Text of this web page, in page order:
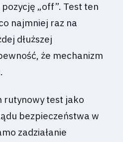
„off”. Test ten
najmniej raz na
dłuższej
że mechanizm
test jako
bezpieczeństwa w
zadziałanie